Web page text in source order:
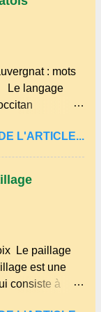
: mots
Le langage
et dans
central . Il
les dialectes
on trouve
"agourer"
utilisé aussi
L'ARTICLE...
Le paillage
est une
consiste à